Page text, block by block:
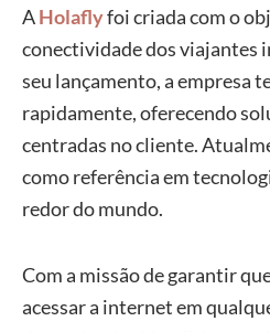
AHolaflyfoi criada com o
conectividade dos viajantes
seu lançamento, a empresa
rapidamente, oferecendo
centradas no cliente.
como referência em
redor do mundo.
Com a missão de garantir
acessar a internet em